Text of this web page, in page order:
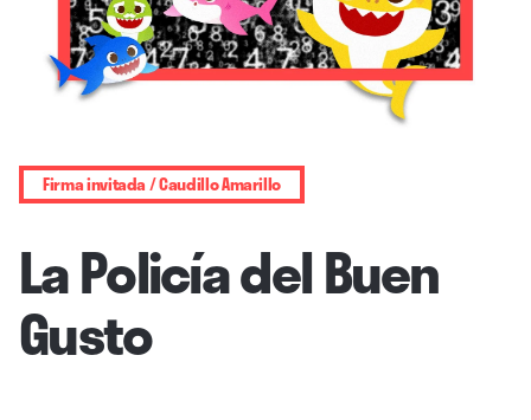
Firma invitada / Caudillo Amarillo
La Policía del Buen
Gusto